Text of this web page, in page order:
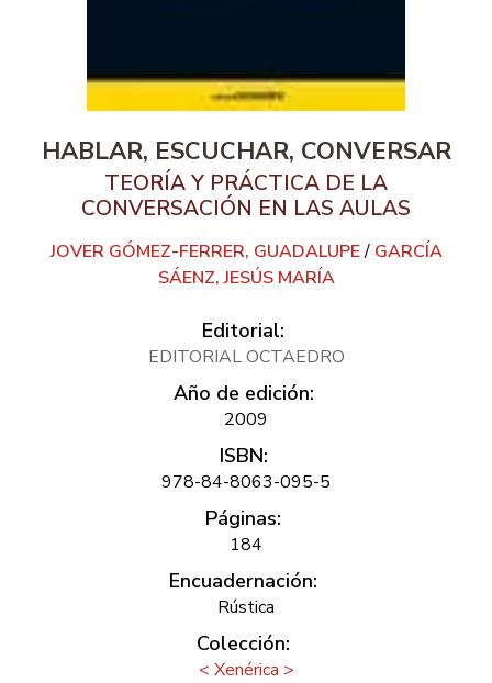
HABLAR, ESCUCHAR, CONVERSAR
TEORÍA Y PRÁCTICA DE LA
CONVERSACIÓN EN LAS AULAS
JOVER GÓMEZ-FERRER, GUADALUPE/ GARCÍA
SÁENZ, JESÚS MARÍA
Editorial:
EDITORIAL OCTAEDRO
Año de edición:
2009
ISBN:
978-84-8063-095-5
Páginas:
184
Encuadernación:
Rústica
Colección:
< Xenérica >